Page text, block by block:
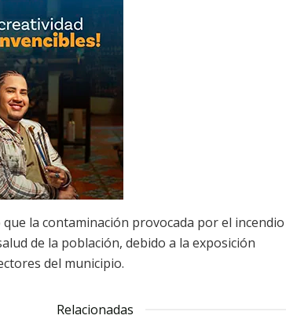
la contaminación provocada por el incendio
de la población, debido a la exposición
del municipio.
Relacionadas